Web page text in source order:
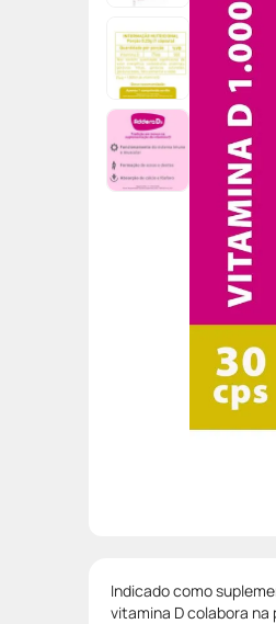
Indicado como
vitamina D colabora